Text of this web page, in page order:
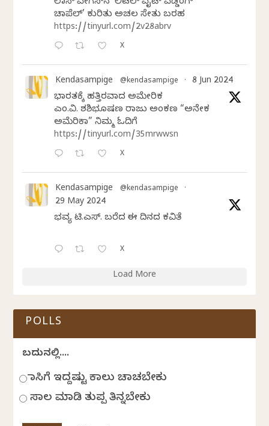
ಚಾಪೆಲ್’ ಕುರಿತು ಅಚಲ ಸೇತು ಬರಹ
https://tinyurl.com/2v28abrv
X
Kendasampige @kendasampige · 8 Jun 2024
ಭಾರತಕ್ಕೆ ಹತ್ತಿರವಾದ ಅಮೇರಿಕ
ಎಂ.ವಿ. ಶಶಿಭೂಷಣ ರಾಜು ಅಂಕಣ “ಅನೇಕ
ಅಮೆರಿಕಾ” ನಿಮ್ಮ ಓದಿಗೆ
https://tinyurl.com/35mrwwsn
X
Kendasampige @kendasampige ·
29 May 2024
ಭವ್ಯ ಟಿ.ಎಸ್. ಬರೆದ ಈ ದಿನದ ಕವಿತೆ
X
Load More
POLLS
ಬದುಕಿನಲ್ಲಿ....
ಹಾಸಿಗೆ ಇದ್ದಷ್ಟು ಕಾಲು ಚಾಚಬೇಕು
ಸಾಲ ಮಾಡಿ ತುಪ್ಪ ತಿನ್ನಬೇಕು